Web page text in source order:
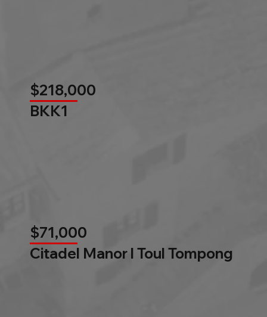
$218,000
BKK1
$71,000
Citadel Manor l Toul Tompong